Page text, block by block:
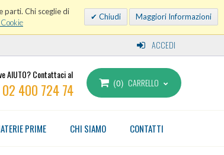
parti. Chi sceglie di
Chiudi Maggiori Informazioni
ACCEDI
AIUTO? Contattaci al
400 724 74 0 CARRELLO
CONTATTI
CHI SIAMO
PRIME